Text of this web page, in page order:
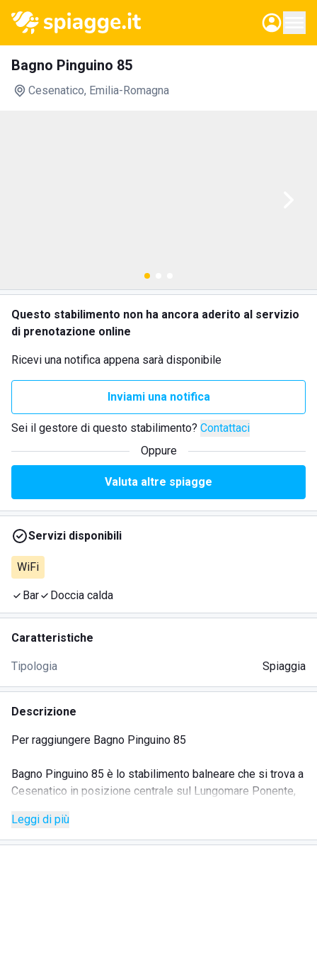
Bagno Pinguino 85
Cesenatico, Emilia-Romagna
Questo stabilimento non ha ancora aderito al servizio
di prenotazione online
Ricevi una notifica appena sarà disponibile
Inviami una notifica
Sei il gestore di questo stabilimento? Contattaci
Oppure
Valuta altre spiagge
Servizi disponibili
WiFi
Bar Doccia calda
Caratteristiche
Tipologia Spiaggia
Descrizione
Per raggiungere Bagno Pinguino 85
Bagno Pinguino 85 è lo stabilimento balneare che si trova a
Cesenatico in posizione centrale sul Lungomare Ponente,
Si può raggiungere a piedi comodamente dal centro di
Cesenatico, nota località della movida romagnola. E' vicino
Leggi di più